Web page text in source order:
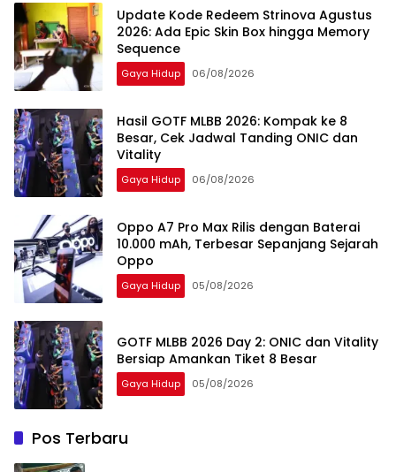
Update Kode Redeem Strinova Agustus
2026: Ada Epic Skin Box hingga Memory
Sequence
Gaya Hidup 06/08/2026
Hasil GOTF MLBB 2026: Kompak ke 8
Besar, Cek Jadwal Tanding ONIC dan
Vitality
Gaya Hidup 06/08/2026
Oppo A7 Pro Max Rilis dengan Baterai
10.000 mAh, Terbesar Sepanjang Sejarah
Oppo
Gaya Hidup 05/08/2026
GOTF MLBB 2026 Day 2: ONIC dan Vitality
Bersiap Amankan Tiket 8 Besar
Gaya Hidup 05/08/2026
Pos Terbaru